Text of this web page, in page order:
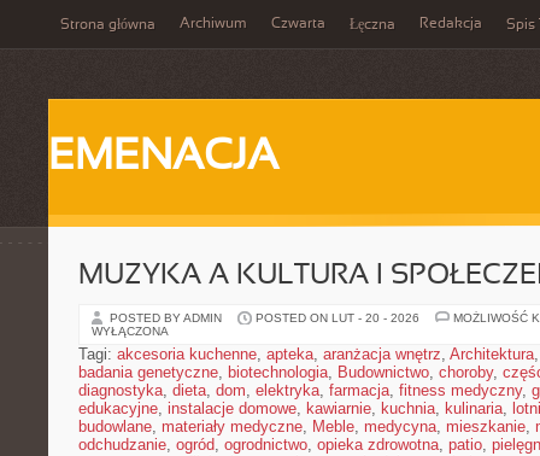
Strona główna Archiwum Czwarta Łęczna Redakcja Spis
EMENACJA
MUZYKA A KULTURA I
POSTED BY ADMIN POSTED ON LUT - 20 - 2026
MOŻLIWOŚĆ
WYŁĄCZONA
Tagi: akcesoria kuchenne, apteka, aranżacja wnętrz, Architektura
badania genetyczne, biotechnologia, Budownictwo, choroby,
diagnostyka, dieta, dom, elektryka, farmacja, fitness medyczny,
edukacyjne, instalacje domowe, kawiarnie, kuchnia, kulinaria,
budowlane, materiały medyczne, Meble, medycyna, mieszkanie,
odchudzanie, ogród, ogrodnictwo, opieka zdrowotna, patio,